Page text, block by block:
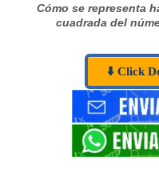
Cómo se representa
cuadrada del
⬇️ Click